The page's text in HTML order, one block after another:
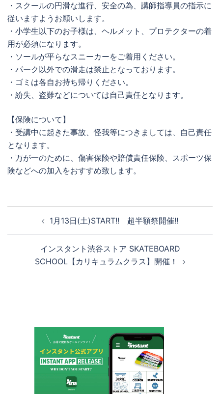
・スクールの円滑な進行、安全の為、講師指導員の指示に
従いますようお願いします。
・小学生以下のお子様は、ヘルメット、プロテクターの着
用が必須になります。
・ソールが平らなスニーカーをご着用ください。
・パーク以外での滑走は禁止となっております。
・ゴミは各自お持ち帰りください。
・紛失、盗難などについては自己責任となります。
【保険について】
・受講中に起きた事故、怪我等につきましては、自己責任
となります。
・万が一のために、傷害保険や賠償責任保険、スポーツ保
険などへの加入をおすすめ致します。
1月13日(土)START!! 超半額祭開催!!
インスタント渋谷ストア SKATEBOARD
SCHOOL【カリキュラムクラス】開催！